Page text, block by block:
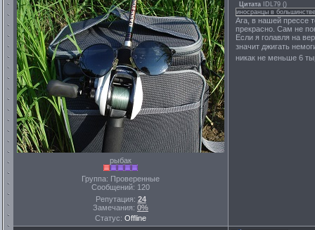
рыбак
Группа: Проверенные
Сообщений: 120
Репутация: 24
Замечания: 0%
Статус: Offline
Цитата IDL79 ()
иносранцы в
Ага, в нашей прессе
прекрасно. Сам не
Если я голавля на
значит джигать
никак не меньше 6